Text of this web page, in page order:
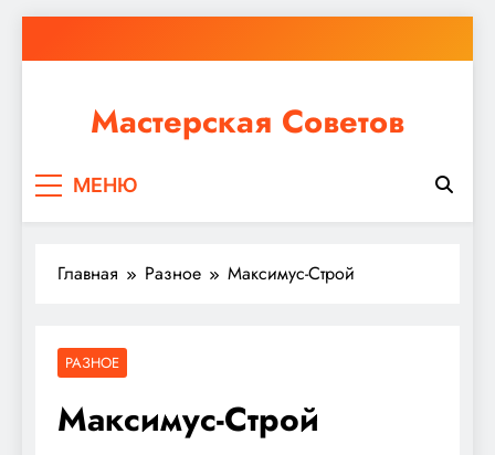
к
Мастерская Советов
ремонт или крупное строительство, в Мастерской
МЕНЮ
Главная Разное Максимус-Строй
РАЗНОЕ
Максимус-Строй